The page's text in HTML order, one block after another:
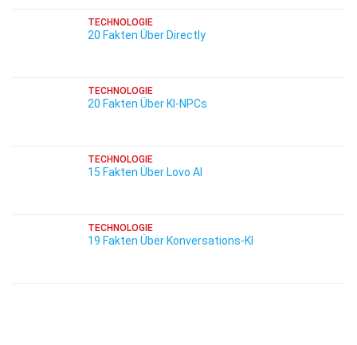
TECHNOLOGIE
20 Fakten Über Directly
TECHNOLOGIE
20 Fakten Über KI-NPCs
TECHNOLOGIE
15 Fakten Über Lovo AI
TECHNOLOGIE
19 Fakten Über Konversations-KI